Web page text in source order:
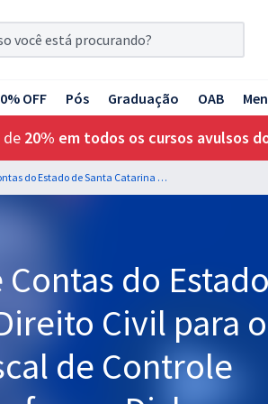
OFF Pós Graduação OAB
de 20% em todos os cursos avulsos
TCE SC - Tribunal de Contas do Estado de Santa Catarina - Direito Civil para o Cargo de Auditor Fiscal de Controle Externo - Direito - Professor Dicler Ferreira
Contas do Estado
Civil para o
de Controle